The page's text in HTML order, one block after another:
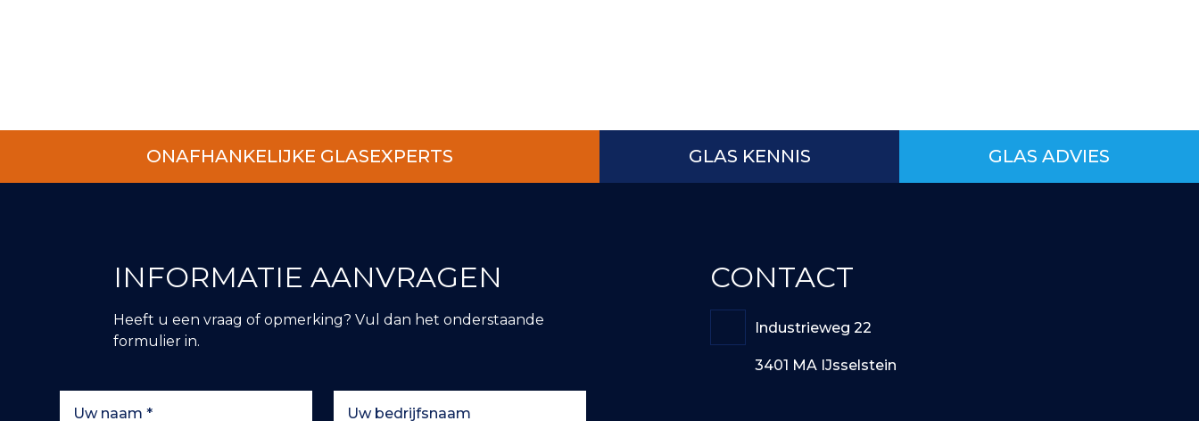
ONAFHANKELIJKE GLASEXPERTS GLAS KENNIS GLAS ADVIES
INFORMATIE AANVRAGEN
Heeft u een vraag of opmerking? Vul dan het onderstaande
formulier in.
CONTACT
Industrieweg 22
3401 MA IJsselstein